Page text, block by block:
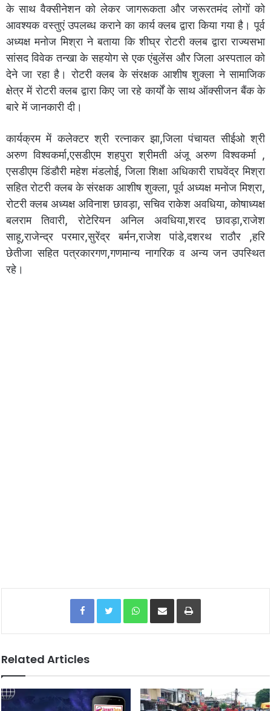
के साथ वैक्सीनेशन को लेकर जागरूकता और जरूरतमंद लोगों को
आवश्यक वस्तुएं उपलब्ध कराने का कार्य क्लब द्वारा किया गया है। पूर्व
अध्यक्ष मनोज मिश्रा ने बताया कि शीघ्र रोटरी क्लब द्वारा राज्यसभा
सांसद विवेक तन्खा के सहयोग से एक एंबुलेंस और जिला अस्पताल को
देने जा रहा है। रोटरी क्लब के संरक्षक आशीष शुक्ला ने सामाजिक
क्षेत्र में रोटरी क्लब द्वारा किए जा रहे कार्यों के साथ ऑक्सीजन बैंक के
बारे में जानकारी दी।
कार्यक्रम में कलेक्टर श्री रत्नाकर झा,जिला पंचायत सीईओ श्री
अरुण विश्वकर्मा,एसडीएम शहपुरा श्रीमती अंजू अरुण विश्वकर्मा ,
एसडीएम डिंडौरी महेश मंडलोई, जिला शिक्षा अधिकारी राघवेंद्र मिश्रा
सहित रोटरी क्लब के संरक्षक आशीष शुक्ला, पूर्व अध्यक्ष मनोज मिश्रा,
रोटरी क्लब अध्यक्ष अविनाश छावड़ा, सचिव राकेश अवधिया, कोषाध्यक्ष
बलराम तिवारी, रोटेरियन अनिल अवधिया,शरद छावड़ा,राजेश
साहू,राजेन्द्र परमार,सुरेंद्र बर्मन,राजेश पांडे,दशरथ राठौर ,हरि
छेतीजा सहित पत्रकारगण,गणमान्य नागरिक व अन्य जन उपस्थित
रहे।
Facebook Twitter WhatsApp
Related Articles